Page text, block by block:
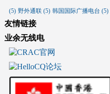
(5) 野外通联(5) 韩国国际广播电台 (5)
友情链接
业余无线电